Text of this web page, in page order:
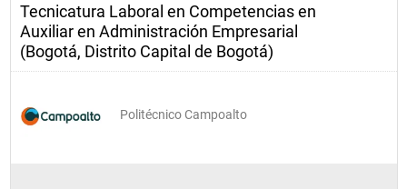
Tecnicatura Laboral en Competencias en
Auxiliar en Administración Empresarial
(Bogotá, Distrito Capital de Bogotá)
Politécnico Campoalto